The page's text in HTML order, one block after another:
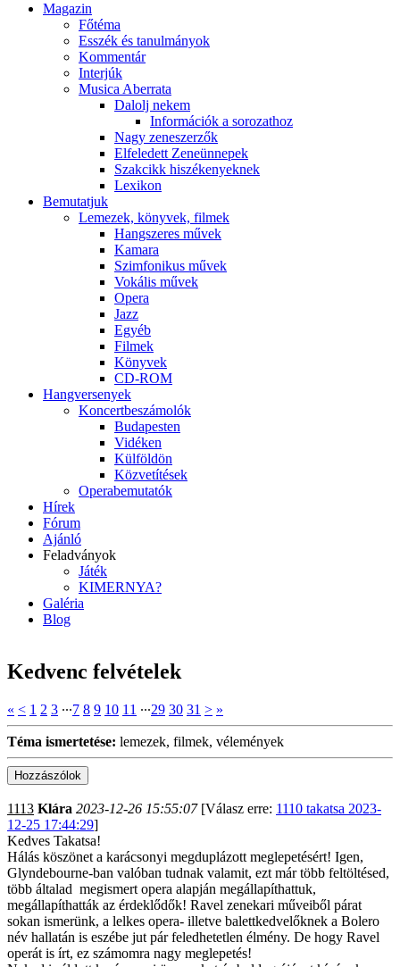
Magazin
Főtéma
Esszék és tanulmányok
Kommentár
Interjúk
Musica Aberrata
Dalolj nekem
Információk a sorozathoz
Nagy zeneszerzők
Elfeledett Zeneünnepek
Szakcikk hiszékenyeknek
Lexikon
Bemutatjuk
Lemezek, könyvek, filmek
Hangszeres művek
Kamara
Szimfonikus művek
Vokális művek
Opera
Jazz
Egyéb
Filmek
Könyvek
CD-ROM
Hangversenyek
Koncertbeszámolók
Budapesten
Vidéken
Külföldön
Közvetítések
Operabemutatók
Hírek
Fórum
Ajánló
Feladványok
Játék
KIMERNYA?
Galéria
Blog
Kedvenc felvételek
« < 1 2 3 ∙∙∙7 8 9 10 11 ∙∙∙29 30 31 > »
Téma ismertetése: lemezek, filmek, vélemények
1113 Klára 2023-12-26 15:55:07[Válasz erre: 1110 takatsa 2023-
12-25 17:44:29]
Kedves Takatsa!
Hálás köszönet a karácsonyi megduplázott meglepetésért! Igen,
Glyndebourne-ban valóban tudnak valamit, ezt már több feltöltésed,
több általad megismert opera alapján megállapíthattuk,
megállapíthatták az érdeklődők! Ravel zenekari műveiből párat
sokan ismerünk, a lelkes opera- illetve balettkedvelőknek a Bolero
név hallatán is eszébe jut pár feledhetetlen élmény. De hogy Ravel
operát is írt, ez számomra nagy meglepetés!